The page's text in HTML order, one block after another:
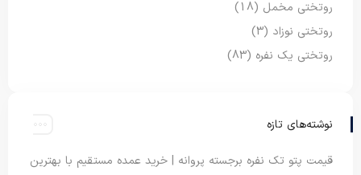
روتختی مخمل (18)
روتختی نوزاد (3)
روتختی یک نفره (83)
نوشته‌های تازه
قیمت پتو تک نفره برجسته پروانه | خرید عمده مستقیم با بهترین